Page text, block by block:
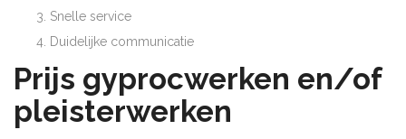
Snelle service
Duidelijke communicatie
Prijs gyprocwerken en/of
pleisterwerken